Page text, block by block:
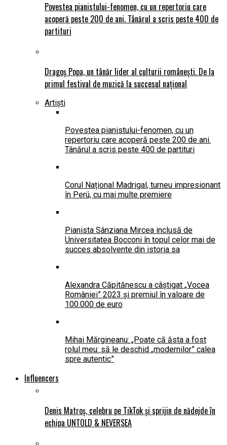
Povestea pianistului-fenomen, cu un repertoriu care
acoperă peste 200 de ani. Tânărul a scris peste 400 de
partituri
Dragoș Popa, un tânăr lider al culturii românești. De la
primul festival de muzică la succesul național
Artiști
Povestea pianistului-fenomen, cu un
repertoriu care acoperă peste 200 de ani.
Tânărul a scris peste 400 de partituri
Corul Național Madrigal, turneu impresionant
în Perú, cu mai multe premiere
Pianista Sânziana Mircea inclusă de
Universitatea Bocconi în topul celor mai de
succes absolvente din istoria sa
Alexandra Căpitănescu a câștigat „Vocea
României” 2023 și premiul în valoare de
100.000 de euro
Mihai Mărgineanu: „Poate că ăsta a fost
rolul meu: să le deschid „modernilor” calea
spre autentic”
Influencers
Denis Matroș, celebru pe TikTok și sprijin de nădejde în
echipa UNTOLD & NEVERSEA